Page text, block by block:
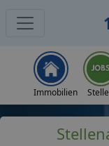
Immobilien